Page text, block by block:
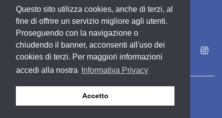
Questo sito utilizza cookies, anche di terzi, al
fine di offrire un servizio migliore agli utenti.
Proseguendo con la navigazione o
chiudendo il banner, acconsenti all'uso dei
cookies di terzi. Per maggiori informazioni
accedi alla nostra
Informativa Privacy
Accetto
Copyright PDE srl società del Gruppo Feltrinelli S. p. A.